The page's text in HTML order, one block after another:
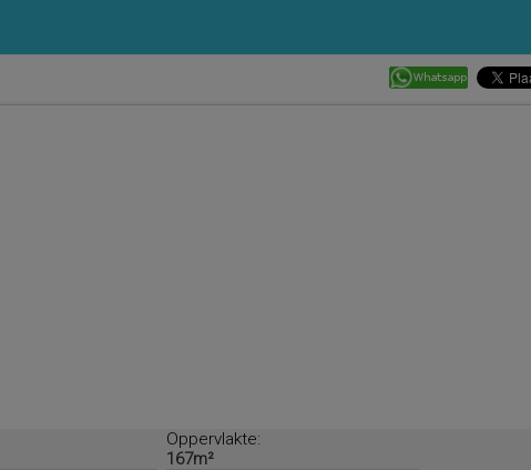
Oppervlakte:
167m²